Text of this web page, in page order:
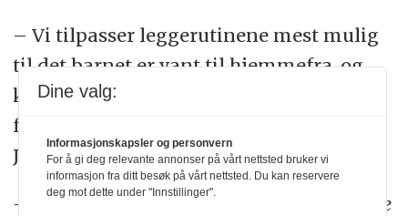
– Vi tilpasser leggerutinene mest mulig
til det barnet er vant til hjemmefra, og
kjenner som trygt. Vi er på en måte en
forlengelse av familien hjemme, sier
Jensen.
– Hvordan tenker dere det er for barna å starte
Dine valg:
Informasjonskapsler og personvern
For å gi deg relevante annonser på vårt nettsted bruker vi
informasjon fra ditt besøk på vårt nettsted. Du kan reservere
deg mot dette under "Innstillinger".